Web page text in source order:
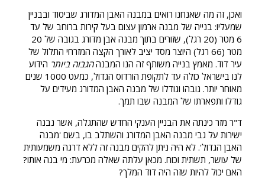
ואכן, זה מה שאנחנו רואים במבנה האבן המדורג שביסוד ובבניין
שמעליו: בנייה של מבנה ארמון עצום בעל קירות ברוחב של עד
6 מטר (20 רגל), שזורים בתוך מבנה אבן מדורג בגובה של 20
מטר (66 רגל) היוצר מסד יציב לאורך הקצה המזרחי התלול של
עיר דוד. מאמץ בנייה משותף זה הנו המבנההגבוה ביותר הידוע
לנו בישראל כולה עד לתקופת הורדוס הגדול, כמעט 1000 שנים
מאוחר יותר. גובהו וגודלו של מבנה האבן המדורג מעידים על
גודלו ותפארתו של המבנה שבו תמך.
ד"ר מזר כינתה את הבניין הענקי החדש שהתגלה, אשר נבנה
ישירות על גבי מבנה האבן המדורג והשתלב בו, בשם 'מבנה
האבן הגדול'. לא היה ניתן להקים מבנה זה ללא דרגה משמעותית
של עושר, תשתית וכוח. מכאן עלתה שאלה מכרעת: מי בנה אותו?
האם יכול להיות שזה היה דוד המלך?